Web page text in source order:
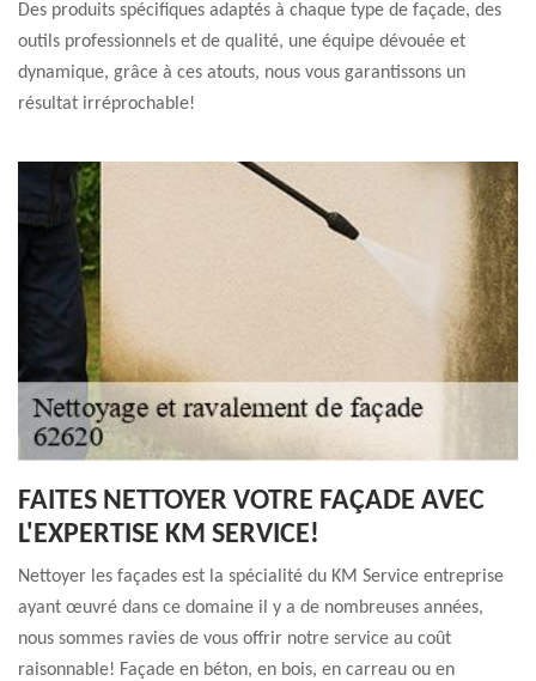
Des produits spécifiques adaptés à chaque type de façade, des
outils professionnels et de qualité, une équipe dévouée et
dynamique, grâce à ces atouts, nous vous garantissons un
résultat irréprochable!
FAITES NETTOYER VOTRE FAÇADE AVEC
L'EXPERTISE KM SERVICE!
Nettoyer les façades est la spécialité du KM Service entreprise
ayant œuvré dans ce domaine il y a de nombreuses années,
nous sommes ravies de vous offrir notre service au coût
raisonnable! Façade en béton, en bois, en carreau ou en